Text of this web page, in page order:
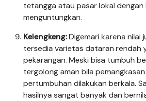
tetangga atau pasar lokal dengan
menguntungkan.
Kelengkeng:Digemari karena nilai
tersedia varietas dataran rendah
pekarangan. Meski bisa tumbuh
tergolong aman bila
pertumbuhan dilakukan berkala.
hasilnya sangat banyak dan